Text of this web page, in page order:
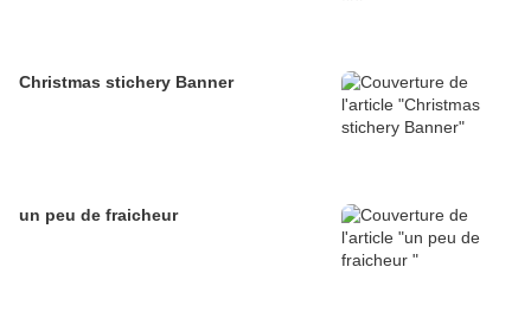
Christmas stichery Banner
un peu de fraicheur